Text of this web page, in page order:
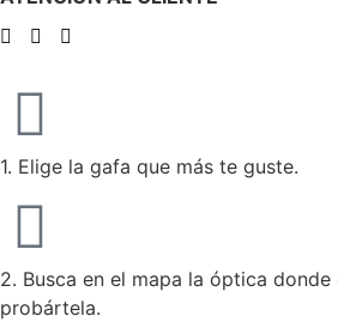
1. Elige la gafa que más te guste.
2. Busca en el mapa la óptica donde
probártela.